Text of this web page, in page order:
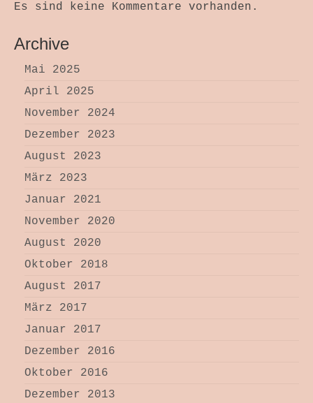
Es sind keine Kommentare vorhanden.
Archive
Mai 2025
April 2025
November 2024
Dezember 2023
August 2023
März 2023
Januar 2021
November 2020
August 2020
Oktober 2018
August 2017
März 2017
Januar 2017
Dezember 2016
Oktober 2016
Dezember 2013